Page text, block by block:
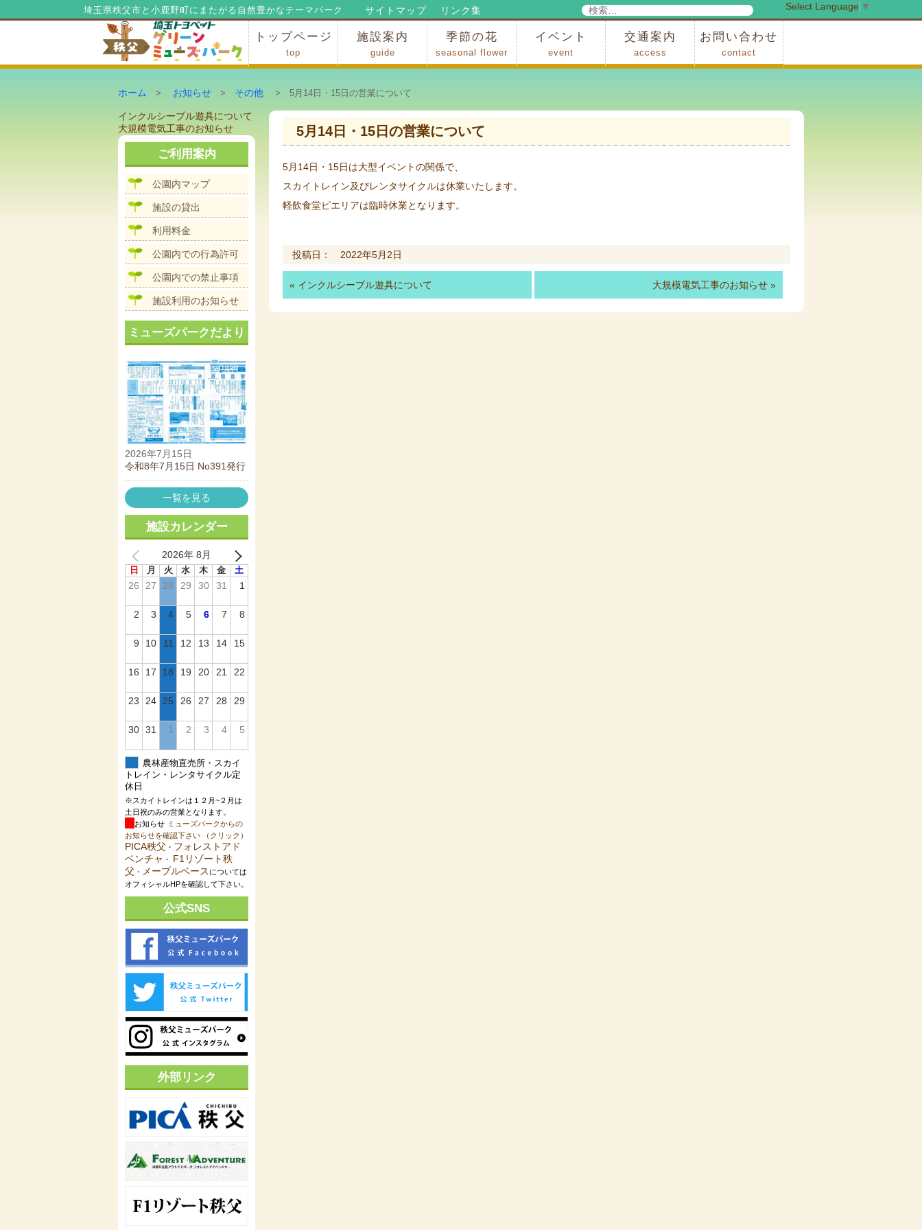
埼玉県秩父市と小鹿野町にまたがる自然豊かなテーマパーク リンク集
サイトマップ
検
検
索
トップページ
top
施設案内
guide
季節の花
seasonal flower
イベント
event
交通案内
access
お問い合わせ
contact
Select Language ▼
ホーム > お知らせ > その他 > 5月14日・15日の営業について
5月14日・15日の営業について
5月14日・15日は大型イベントの関係で、
スカイトレイン及びレンタサイクルは休業いたします。
軽飲食堂ピエリアは臨時休業となります。
投稿日： 2022年5月2日
« インクルシーブル遊具について 大規模電気工事のお知らせ »
投
稿
ナ
ゲ
前
の
投
インクルシーブル遊具について
次
の
稿:
大規模電気工事のお知らせ
ご利用案内
公園内マップ
施設の貸出
利用料金
公園内での行為許可
公園内での禁止事項
施設利用のお知らせ
ミューズパークだより
2026年7月15日
令和8年7月15日 No391発行
一覧を見る
施設カレンダー
2026年 8月
日 月 火 水 木 金 土
26 27 28 29 30 31 1
2 3 4 5 6 7 8
9 10 11 12 13 14 15
16 17 18 19 20 21 22
23 24 25 26 27 28 29
30 31 1 2 3 4 5
農林産物直売所・スカイ
トレイン・レンタサイクル定
休日
※スカイトレインは１２月~２月は
土日祝のみの営業となります。
お知らせ ミューズパークからの
お知らせを確認下さい （クリック）
PICA秩父 ・ フォレストアド
ベンチャ ・ F1リゾート秩
父 ・ メープルベース については
オフィシャルHPを確認して下さい。
公式SNS
外部リンク